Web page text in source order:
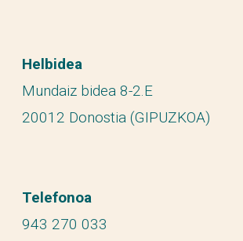
Helbidea
Mundaiz bidea 8-2.E
20012 Donostia (GIPUZKOA)
Telefonoa
943 270 033